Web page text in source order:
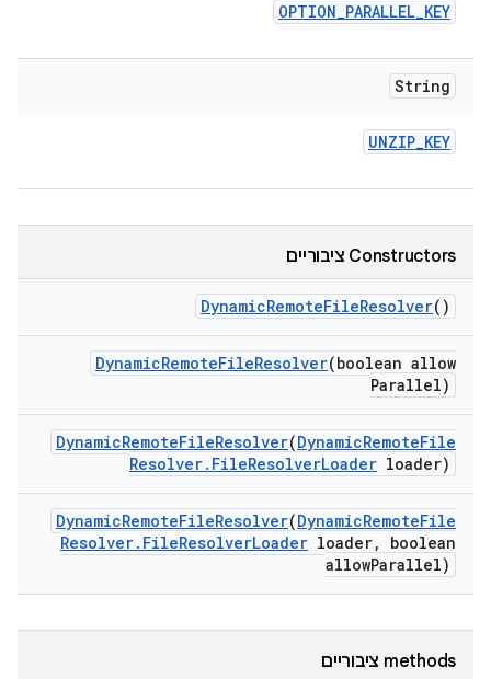
OPTION_PARALLEL_KEY
String
UNZIP_KEY
‫Constructors ציבוריים
DynamicRemoteFileResolver()
DynamicRemoteFileResolver(boolean allow
Parallel)
DynamicRemoteFileResolver(DynamicRemoteFile
Resolver. FileResolverLoader loader)
DynamicRemoteFileResolver(DynamicRemoteFile
Resolver. FileResolverLoader loader,
boolean
allowParallel)
‫methods ציבוריים